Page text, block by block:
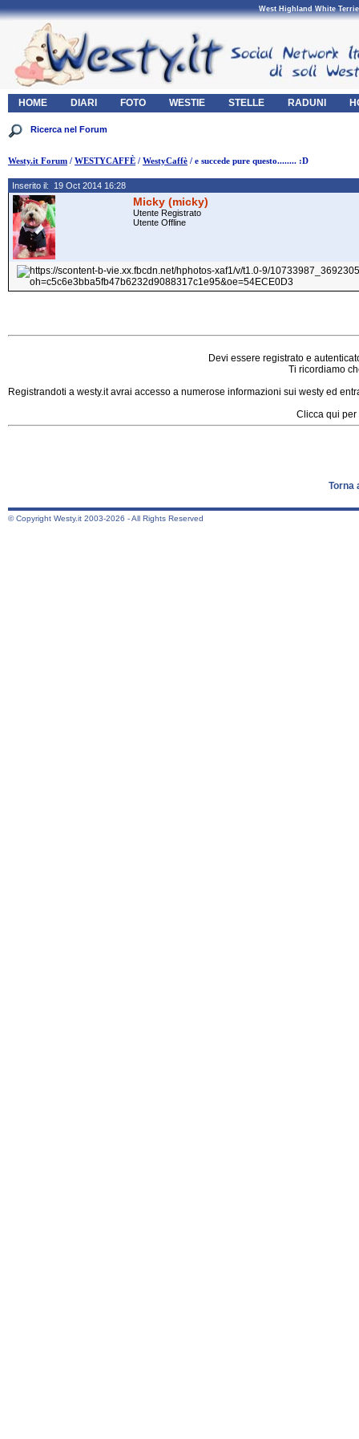
West Highland White
HOME DIARI FOTO WESTIE STELLE RADUNI
Westy.it Forum / WESTYCAFFÈ / WestyCaffè / e succede pure questo........ :D
Inserito il: 19 Oct 2014 16:28
Micky (micky)
Utente Registrato
Utente Offline
Devi essere registrato e
Ti ricordiamo
Registrandoti a westy.it avrai accesso a numerose informazioni sui westy ed
Clicca qui
Torna
© Copyright Westy.it 2003-2026 - All Rights Reserved